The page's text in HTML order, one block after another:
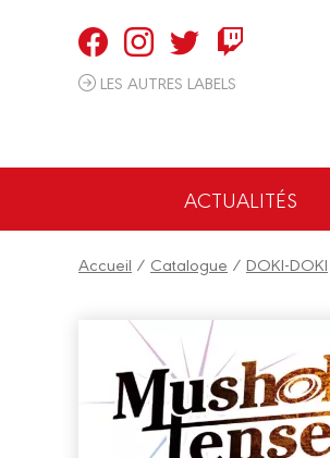
LES AUTRES LABELS
ACTUALITÉS
Accueil / Catalogue / DOKI-DOKI